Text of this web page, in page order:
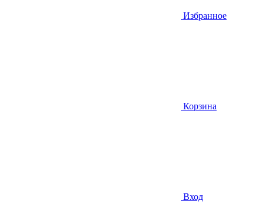
Избранное
Корзина
Вход